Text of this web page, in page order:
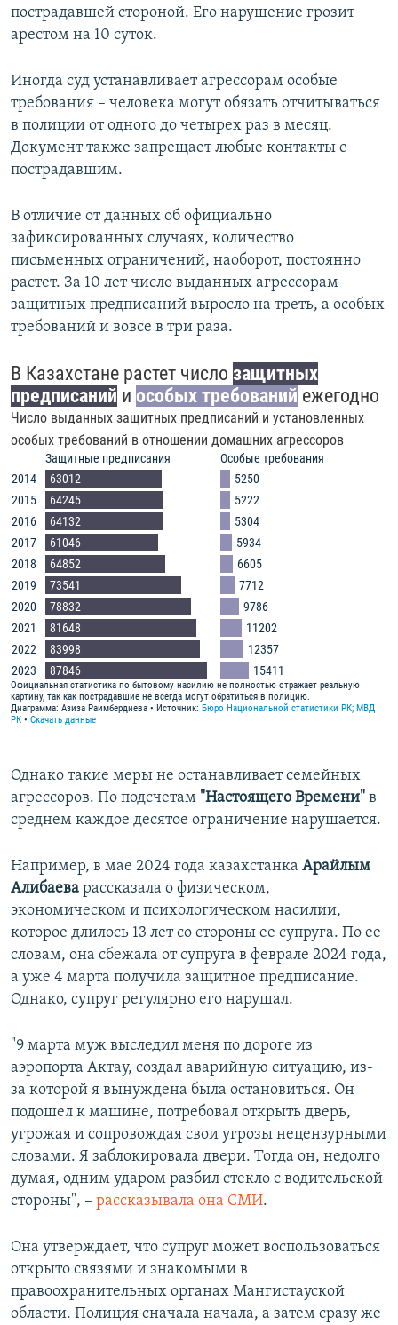
пострадавшей стороной. Его нарушение грозит
арестом на 10 суток.
Иногда суд устанавливает агрессорам особые
требования – человека могут обязать отчитываться
в полиции от одного до четырех раз в месяц.
Документ также запрещает любые контакты с
пострадавшим.
В отличие от данных об официально
зафиксированных случаях, количество
письменных ограничений, наоборот, постоянно
растет. За 10 лет число выданных агрессорам
защитных предписаний выросло на треть, а особых
требований и вовсе в три раза.
Однако такие меры не останавливает семейных
агрессоров. По подсчетам "Настоящего Времени" в
среднем каждое десятое ограничение нарушается.
Например, в мае 2024 года казахстанка Арайлым
Алибаева рассказала о физическом,
экономическом и психологическом насилии,
которое длилось 13 лет со стороны ее супруга. По ее
словам, она сбежала от супруга в феврале 2024 года,
а уже 4 марта получила защитное предписание.
Однако, супруг регулярно его нарушал.
"9 марта муж выследил меня по дороге из
аэропорта Актау, создал аварийную ситуацию, из-
за которой я вынуждена была остановиться. Он
подошел к машине, потребовал открыть дверь,
угрожая и сопровождая свои угрозы нецензурными
словами. Я заблокировала двери. Тогда он, недолго
думая, одним ударом разбил стекло с водительской
стороны", – рассказывала она СМИ.
Она утверждает, что супруг может воспользоваться
открыто связями и знакомыми в
правоохранительных органах Мангистауской
области. Полиция сначала начала, а затем сразу же